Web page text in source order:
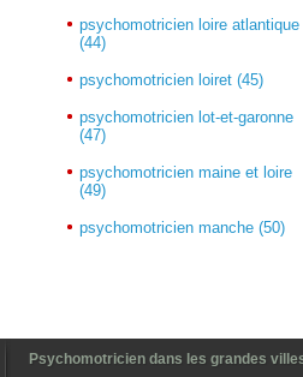
psychomotricien loire atlantique
(44)
psychomotricien loiret (45)
psychomotricien lot-et-garonne
(47)
psychomotricien maine et loire
(49)
psychomotricien manche (50)
Psychomotricien dans les grandes